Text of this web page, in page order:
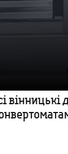
вінницькі